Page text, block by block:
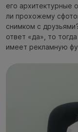
его архитектурные
ли прохожему
снимком с
ответ «да», то
имеет рекламную